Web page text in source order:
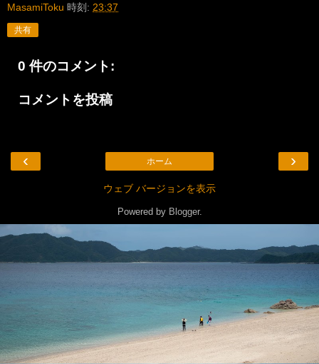
MasamiToku 時刻: 23:37
共有
0 件のコメント:
コメントを投稿
‹ ›
ホーム
ウェブ バージョンを表示
Powered by Blogger.